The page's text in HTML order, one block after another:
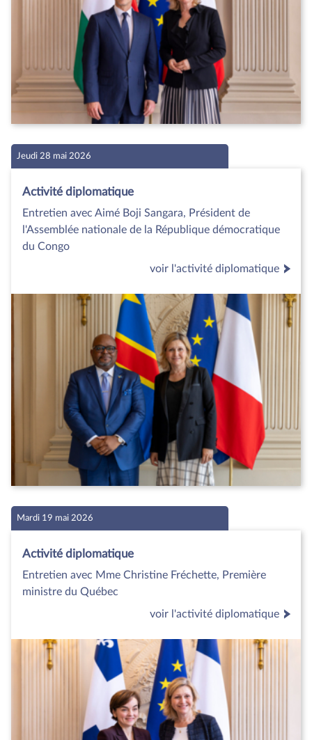
Jeudi 28 mai 2026
Activité diplomatique
Entretien avec Aimé Boji Sangara, Président de
l'Assemblée nationale de la République démocratique
du Congo
voir l'activité diplomatique
Mardi 19 mai 2026
Activité diplomatique
Entretien avec Mme Christine Fréchette, Première
ministre du Québec
voir l'activité diplomatique